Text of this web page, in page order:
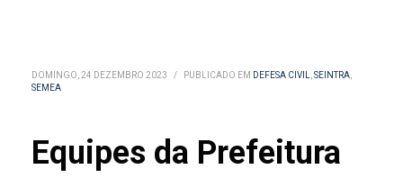
DOMINGO, 24 DEZEMBRO 2023 / PUBLICADO EM DEFESA CIVIL,SEINTRA,
SEMEA
Equipes da Prefeitura